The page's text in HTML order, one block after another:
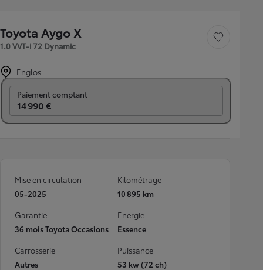
Toyota Aygo X
1.0 VVT-i 72 Dynamic
Sauvegarder le
Englos
Paiement comptant
14 990 €
Mise en circulation
05-2025
Kilométrage
10 895 km
Garantie
36 mois Toyota Occasions
Energie
Essence
Carrosserie
Autres
Puissance
53 kw (72 ch)